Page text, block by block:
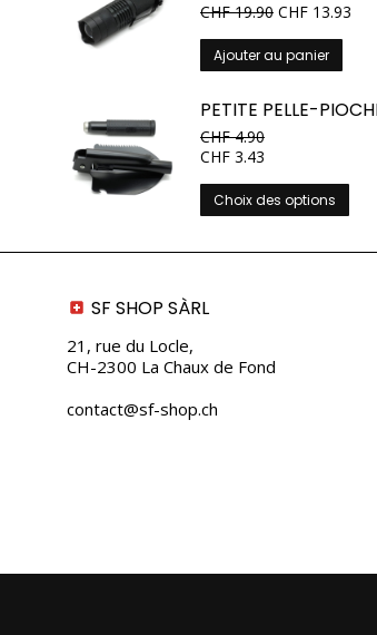
sur
du
CHF19.90 CHF 13.93
Ajouter au panier
PETITE PELLE-
CHF4.90
CHF 3.43
Choix des options
SF SHOP SÀRL
21, rue du Locle,
CH-2300 La Chaux de Fond
contact@sf-shop.ch